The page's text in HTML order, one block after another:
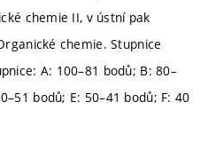
chemie II, v ústní pak
chemie. Stupnice
A: 100–81 bodů; B: 80–
bodů; E: 50–41 bodů; F: 40